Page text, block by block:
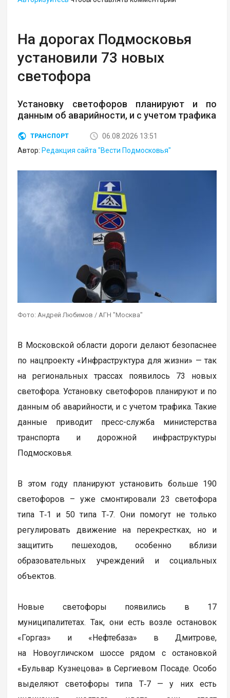
На дорогах Подмосковья
установили 73 новых
светофора
Установку светофоров планируют и по
данным об аварийности, и с учетом трафика
ТРАНСПОРТ
06.08.2026 13:51
Автор: Редакция сайта "Вести Подмосковья"
Фото: Андрей Любимов / АГН "Москва"
В Московской области дороги делают безопаснее
по нацпроекту «Инфраструктура для жизни» — так
на региональных трассах появилось 73 новых
светофора. Установку светофоров планируют и по
данным об аварийности, и с учетом трафика. Такие
данные приводит пресс-служба министерства
транспорта и дорожной инфраструктуры
Подмосковья.
В этом году планируют установить больше 190
светофоров – уже смонтировали 23 светофора
типа Т‑1 и 50 типа Т‑7. Они помогут не только
регулировать движение на перекрестках, но и
защитить пешеходов, особенно вблизи
образовательных учреждений и социальных
объектов.
Новые светофоры появились в 17
муниципалитетах. Так, они есть возле остановок
«Горгаз» и «Нефтебаза» в Дмитрове,
на Новоугличском шоссе рядом с остановкой
«Бульвар Кузнецова» в Сергиевом Посаде. Особо
выделяют светофоры типа Т‑7 — у них есть